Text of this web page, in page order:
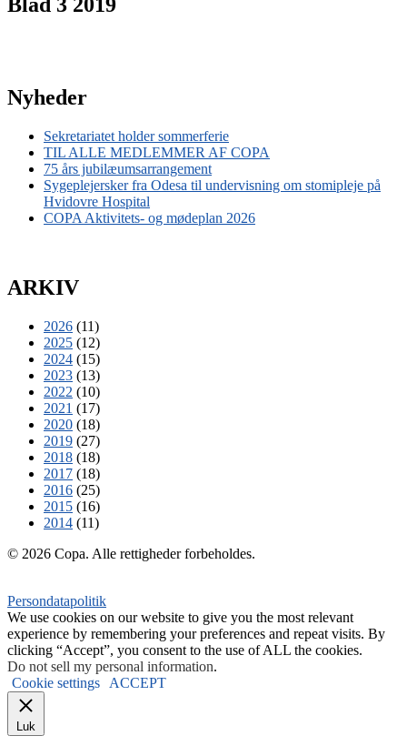
Nyheder
Sekretariatet holder sommerferie
TIL ALLE MEDLEMMER AF COPA
75 års jubilæumsarrangement
Sygeplejersker fra Odesa til undervisning om stomipleje på
Hvidovre Hospital
COPA Aktivitets- og mødeplan 2026
ARKIV
2026 (11)
2025 (12)
2024 (15)
2023 (13)
2022 (10)
2021 (17)
2020 (18)
2019 (27)
2018 (18)
2017 (18)
2016 (25)
2015 (16)
2014 (11)
© 2026 Copa. Alle rettigheder forbeholdes.
Persondatapolitik
We use cookies on our website to give you the most relevant
experience by remembering your preferences and repeat visits. By
clicking “Accept”, you consent to the use of ALL the cookies.
Do not sell my personal information.
Cookie settings
ACCEPT
Luk